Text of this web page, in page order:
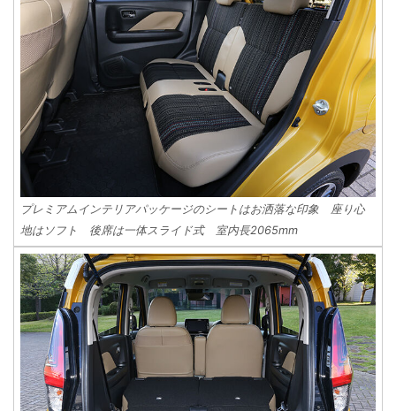
プレミアムインテリアパッケージのシートはお洒落な印象 座り心
地はソフト 後席は一体スライド式 室内長2065mm